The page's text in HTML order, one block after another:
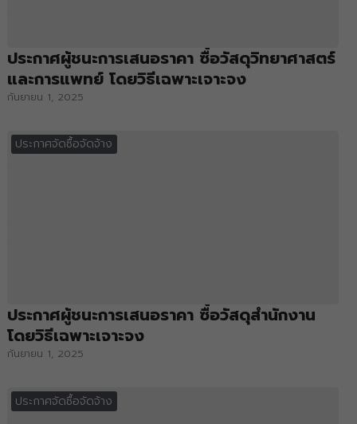
ประกาศผู้ชนะการเสนอราคา ซื้อวัสดุวิทยาศาสตร์
และการแพทย์ โดยวิธีเฉพาะเจาะจง
กันยายน 1, 2025
ประกาศจัดซื้อจัดจ้าง
ประกาศผู้ชนะการเสนอราคา ซื้อวัสดุสำนักงาน
โดยวิธีเฉพาะเจาะจง
กันยายน 1, 2025
ประกาศจัดซื้อจัดจ้าง